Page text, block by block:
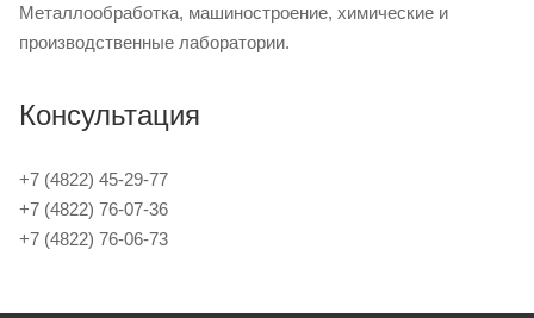
Металлообработка, машиностроение, химические и
производственные лаборатории.
Консультация
+7 (4822) 45-29-77
+7 (4822) 76-07-36
+7 (4822) 76-06-73